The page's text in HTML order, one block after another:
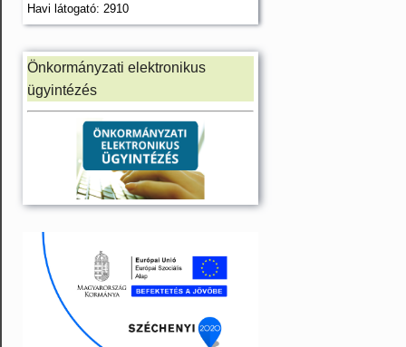
Havi látogató: 2910
Önkormányzati elektronikus
ügyintézés